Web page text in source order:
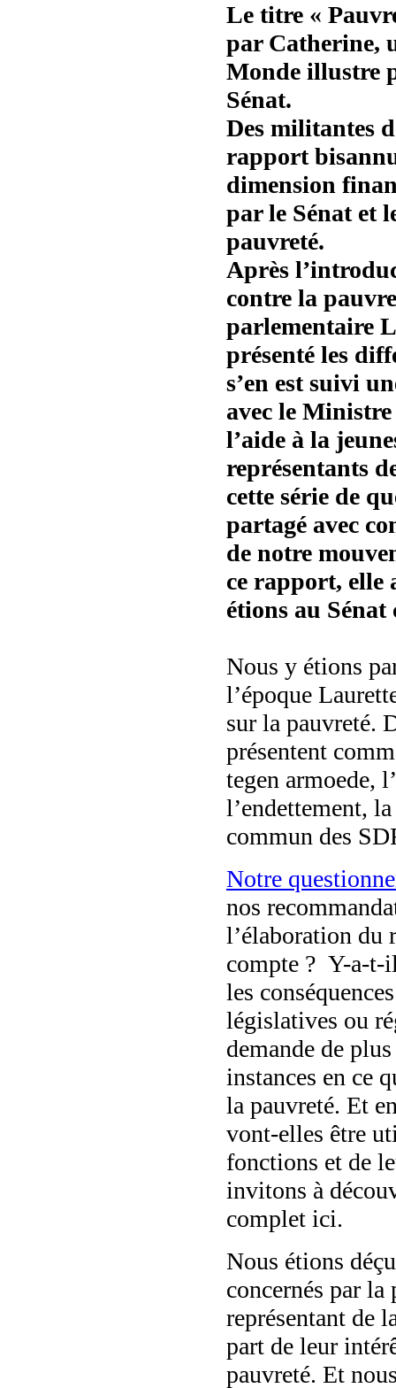
Le titre «
par Catherine,
Monde illustre
Sénat.
Des militantes
rapport
dimension
par le Sénat et
pauvreté.
Après
contre la
parlementaire
présenté les
s’en est suivi
avec le
l’aide à la
représentants
cette série de
partagé avec
de notre
ce rapport, elle
étions au Sénat
Nous y étions
l’époque
sur la pauvreté.
présentent
tegen armoede,
l’endettement,
commun des
Notre
nos
l’élaboration du
compte ? Y-a-t-
les
législatives ou
demande de
instances en ce
la pauvreté. Et
vont-elles être
fonctions et de
invitons à
complet ici.
Nous étions
concernés par
représentant de
part de leur
pauvreté. Et